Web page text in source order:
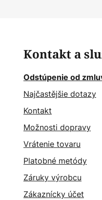
Kontakt a
Odstúpenie od
Najčastějšie dotazy
Kontakt
Možnosti dopravy
Vrátenie tovaru
Platobné metódy
Záruky výrobcu
Zákaznícky účet